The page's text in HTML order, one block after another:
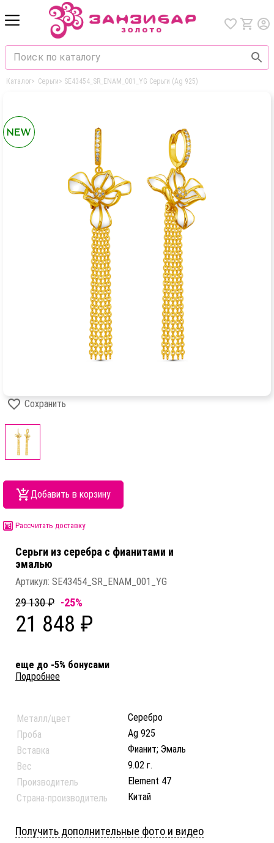
Каталог> Серьги> SE43454_SR_ENAM_001_YG Серьги (Ag 925)
Сохранить
Добавить в корзину
Рассчитать доставку
Серьги из серебра c фианитами и
эмалью
Артикул: SE43454_SR_ENAM_001_YG
29 130 ₽ -25%
21 848 ₽
еще до -5% бонусами
Подробнее
Металл/цвет
Серебро
Проба
Ag 925
Вставка
Фианит; Эмаль
Вес
9.02 г.
Производитель
Element 47
Страна-производитель
Китай
Получить дополнительные фото и видео